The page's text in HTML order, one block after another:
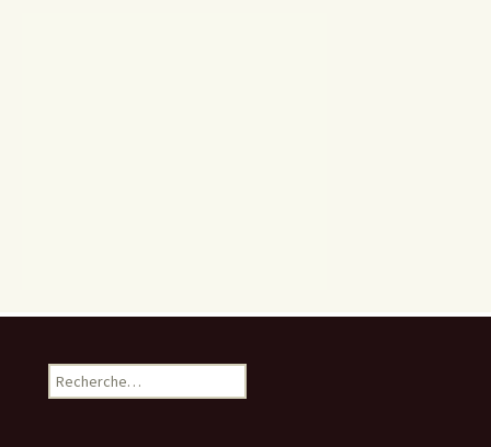
Rechercher :